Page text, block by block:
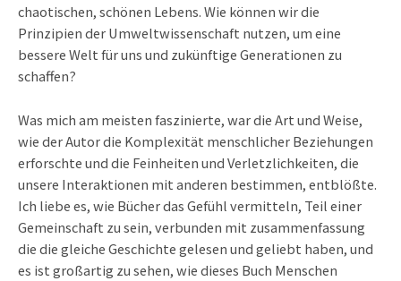
chaotischen, schönen Lebens. Wie können wir die
Prinzipien der Umweltwissenschaft nutzen, um eine
bessere Welt für uns und zukünftige Generationen zu
schaffen?
Was mich am meisten faszinierte, war die Art und Weise,
wie der Autor die Komplexität menschlicher Beziehungen
erforschte und die Feinheiten und Verletzlichkeiten, die
unsere Interaktionen mit anderen bestimmen, entblößte.
Ich liebe es, wie Bücher das Gefühl vermitteln, Teil einer
Gemeinschaft zu sein, verbunden mit zusammenfassung
die die gleiche Geschichte gelesen und geliebt haben, und
es ist großartig zu sehen, wie dieses Buch Menschen